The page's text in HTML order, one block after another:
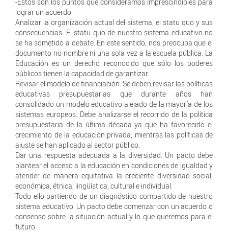
lograr un acuerdo:
Analizar la organización actual del sistema, el statu quo y sus
consecuencias. El statu quo de nuestro sistema educativo no
se ha sometido a debate. En este sentido, nos preocupa que el
documento no nombre ni una sola vez a la escuela pública. La
Educación es un derecho reconocido que sólo los poderes
públicos tienen la capacidad de garantizar.
Revisar el modelo de financiación. Se deben revisar las políticas
educativas presupuestarias que durante años han
consolidado un modelo educativo alejado de la mayoría de los
sistemas europeos. Debe analizarse el recorrido de la política
presupuestaria de la última década ya que ha favorecido el
crecimiento de la educación privada, mientras las políticas de
ajuste se han aplicado al sector público.
Dar una respuesta adecuada a la diversidad. Un pacto debe
plantear el acceso a la educación en condiciones de igualdad y
atender de manera equitativa la creciente diversidad social,
económica, étnica, lingüística, cultural e individual.
Todo ello partiendo de un diagnóstico compartido de nuestro
sistema educativo. Un pacto debe comenzar con un acuerdo o
consenso sobre la situación actual y lo que queremos para el
futuro.